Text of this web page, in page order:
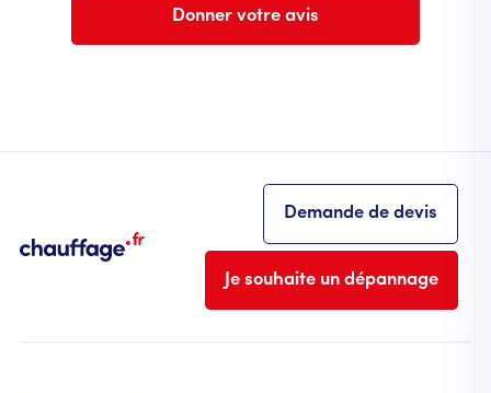
Donner votre avis
Demande de devis
Je souhaite un dépannage